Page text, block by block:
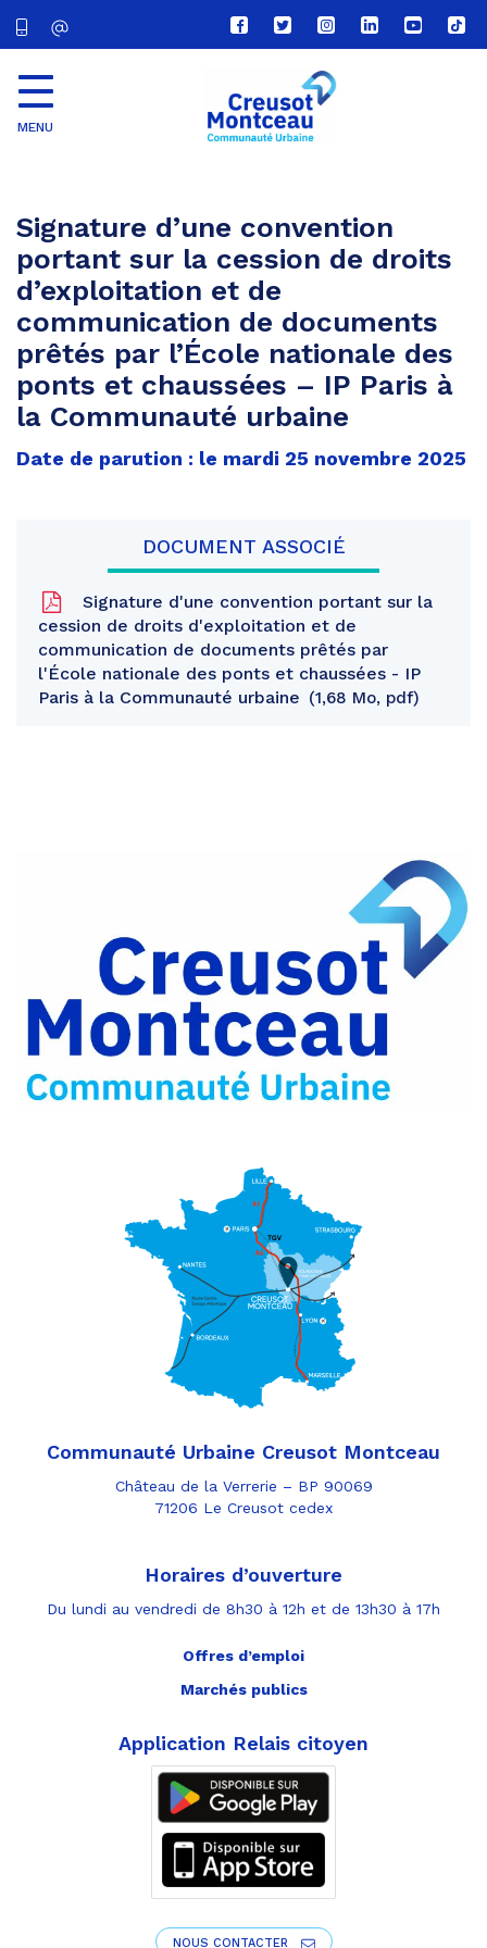
Lien
vers
compte
Facebook
Lien
vers
compte
Twitter
Lien
vers
le
compte
Lien
vers
Lien
vers
Lien
vers
MENU
Signature d’une convention
portant sur la cession de droits
d’exploitation et de
communication de documents
prêtés par l’École nationale des
ponts et chaussées – IP Paris à
la Communauté urbaine
Date de parution : le mardi 25 novembre 2025
DOCUMENT ASSOCIÉ
Signature d'une convention portant sur la
cession de droits d'exploitation et de
communication de documents prêtés par
l'École nationale des ponts et chaussées - IP
Paris à la Communauté urbaine
1,68 Mo, pdf
Facebook
Partager
Twitter
Partager
par
e-
mail
Communauté Urbaine Creusot Montceau
Château de la Verrerie – BP 90069
71206 Le Creusot cedex
Horaires d’ouverture
Du lundi au vendredi de 8h30 à 12h et de 13h30 à 17h
Offres d’emploi
Marchés publics
Application Relais citoyen
NOUS CONTACTER